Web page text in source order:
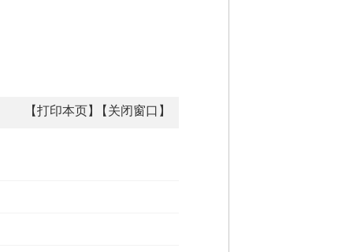
【打印本页】 【关闭窗口】